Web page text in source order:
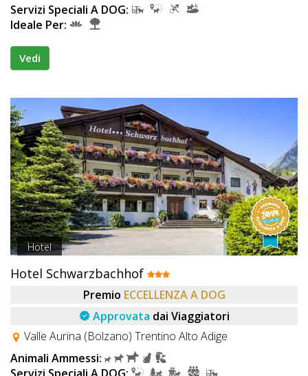
Servizi Speciali A DOG:
Ideale Per:
Vedi
Hotel
Hotel Schwarzbachhof
Premio ECCELLENZA A DOG
Approvata dai Viaggiatori
Valle Aurina (Bolzano) Trentino Alto Adige
Animali Ammessi: